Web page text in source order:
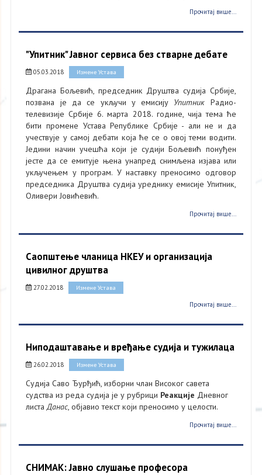
Прочитај више...
"Упитник" Јавног сервиса без стварне дебате
05.03.2018 Измене Устава
Драгана Бољевић, председник Друштва судија Србије,
позвана је да се укључи у емисију Упитник Радио-
телевизије Србије 6. марта 2018. године, чија тема ће
бити промене Устава Републике Србије - али не и да
учествује у самој дебати која ће се о овој теми водити.
Једини начин учешћа који је судији Бољевић понуђен
јесте да се емитује њена унапред снимљена изјава или
укључењем у програм. У наставку преносимо одговор
председника Друштва судија уреднику емисије Упитник,
Оливери Јовићевић.
Прочитај више...
Саопштење чланица НКЕУ и организација
цивилног друштва
27.02.2018 Измене Устава
Прочитај више...
Ниподаштавање и вређање судија и тужилаца
26.02.2018 Измене Устава
Судија Саво Ђурђић, изборни члан Високог савета
судства из реда судија је у рубрици Реакције Дневног
листа Данас, објавио текст који преносимо у целости.
Прочитај више...
СНИМАК: Јавно слушање професора